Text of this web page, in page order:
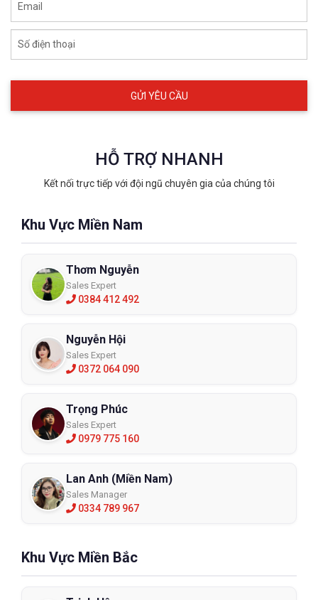
Email
Số điện thoại
HỖ TRỢ NHANH
Kết nối trực tiếp với đội ngũ chuyên gia của chúng tôi
Khu Vực Miền Nam
Thơm Nguyễn
Sales Expert
0384 412 492
Nguyễn Hội
Sales Expert
0372 064 090
Trọng Phúc
Sales Expert
0979 775 160
Lan Anh (Miền Nam)
Sales Manager
0334 789 967
Khu Vực Miền Bắc